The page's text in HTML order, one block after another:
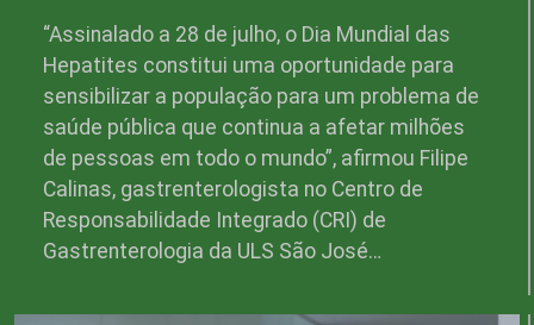
“Assinalado a 28 de julho, o Dia Mundial das
Hepatites constitui uma oportunidade para
sensibilizar a população para um problema de
saúde pública que continua a afetar milhões
de pessoas em todo o mundo”, afirmou Filipe
Calinas, gastrenterologista no Centro de
Responsabilidade Integrado (CRI) de
Gastrenterologia da ULS São José…